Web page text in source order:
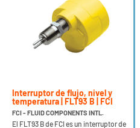
Interruptor de flujo, nivel y
temperatura | FLT93 B | FCI
FCI - FLUID COMPONENTS INTL.
El FLT93 B de FCI es un interruptor de